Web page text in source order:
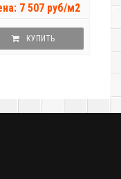
7 507 руб/м2
КУПИТЬ